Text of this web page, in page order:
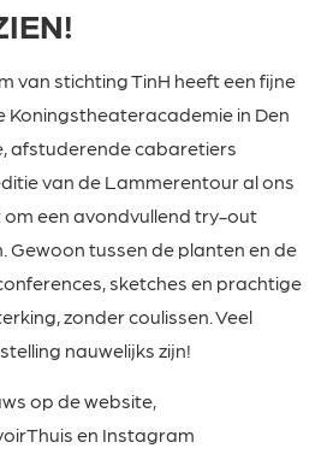
van stichting TinH heeft een fijne
Koningstheateracademie in Den
afstuderende cabaretiers
van de Lammerentour al ons
een avondvullend try-out
Gewoon tussen de planten en de
sketches en prachtige
zonder coulissen. Veel
nauwelijks zijn!
op de website,
en Instagram